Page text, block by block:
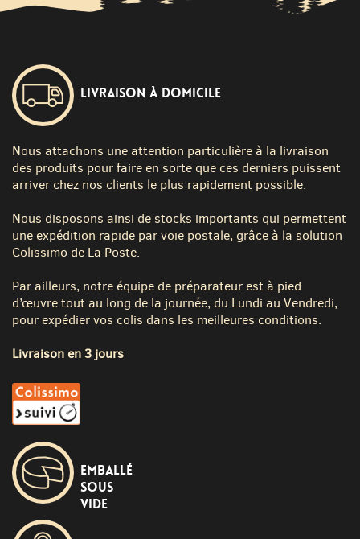
Livraison à domicile
Nous attachons une attention particulière à la livraison
des produits pour faire en sorte que ces derniers puissent
arriver chez nos clients le plus rapidement possible.
Nous disposons ainsi de stocks importants qui permettent
une expédition rapide par voie postale, grâce à la solution
Colissimo de La Poste.
Par ailleurs, notre équipe de préparateur est à pied
d’œuvre tout au long de la journée, du Lundi au Vendredi,
pour expédier vos colis dans les meilleures conditions.
Livraison en 3 jours
Emballé
sous
vide